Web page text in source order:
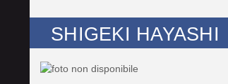
SHIGEKI HAYASHI